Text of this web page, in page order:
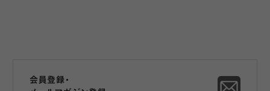
会員登録・